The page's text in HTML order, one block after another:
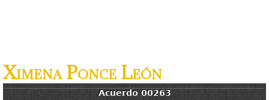
Ximena Ponce León
Acuerdo 00263